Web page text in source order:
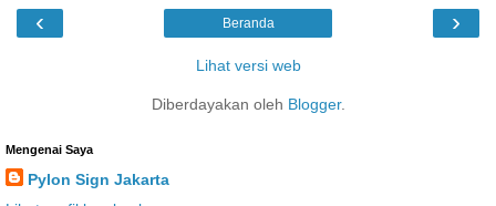
‹ ›
Beranda
Lihat versi web
Diberdayakan oleh Blogger.
Mengenai Saya
Pylon Sign Jakarta